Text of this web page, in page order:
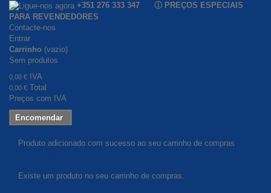
+351 276 333 347 ⓘ PREÇOS ESPECIAIS
PARA REVENDEDORES
Contacte-nos
Entrar
Carrinho (vazio)
Sem produtos
0,00 € IVA
0,00 € Total
Preços com IVA
Encomendar
Produto adicionado com sucesso ao seu carrinho de compras
Existe um produto no seu carrinho de compras.